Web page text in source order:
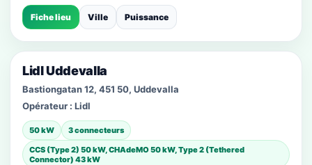
Fiche lieu Ville Puissance
Lidl Uddevalla
Bastiongatan 12, 451 50, Uddevalla
Opérateur : Lidl
50 kW
3 connecteurs
CCS (Type 2) 50 kW, CHAdeMO 50 kW, Type 2 (Tethered
Connector) 43 kW